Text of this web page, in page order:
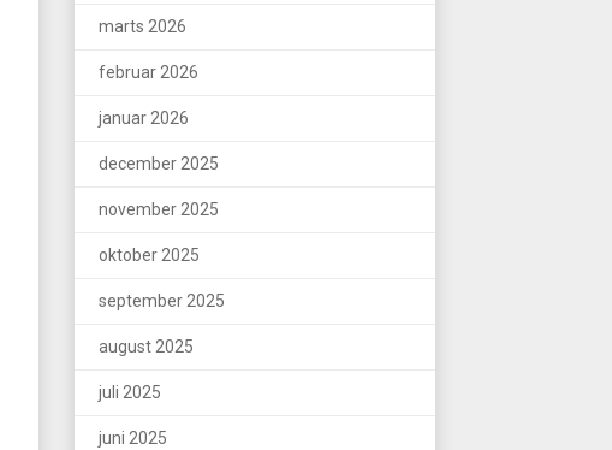
marts 2026
februar 2026
januar 2026
december 2025
november 2025
oktober 2025
september 2025
august 2025
juli 2025
juni 2025